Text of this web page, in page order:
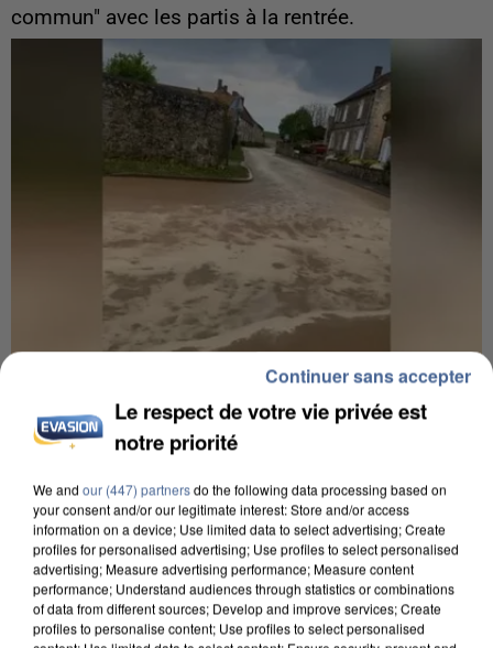
commun" avec les partis à la rentrée.
6 août 2026
Une touriste de l’Oise emportée par une coulée de
Son corps a été retrouvé à cinq kilomètres de là.
Le respect de votre vie privée est
notre priorité
We and our (447) partnersdo the following data processing based on
your consent and/or our legitimate interest: Store and/or access
information on a device; Use limited data to select advertising; Create
profiles for personalised advertising; Use profiles to select personalised
advertising; Measure advertising performance; Measure content
performance; Understand audiences through statistics or combinations
of data from different sources; Develop and improve services; Create
profiles to personalise content; Use profiles to select personalised
Continuer sans accepter